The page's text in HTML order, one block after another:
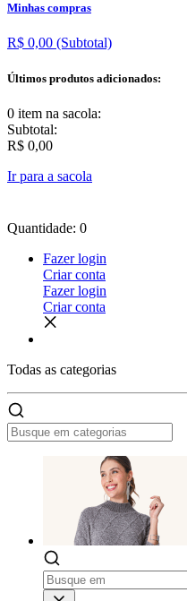
Minhas compras
R$ 0,00 (Subtotal)
Últimos produtos adicionados:
0 item na sacola:
Subtotal:
R$ 0,00
Ir para a sacola
Quantidade: 0
Fazer login
Criar conta
Fazer login
Criar conta
Todas as categorias